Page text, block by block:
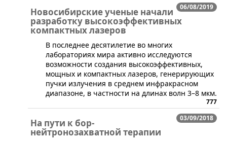
06/08/2019
Новосибирские ученые начали
разработку высокоэффективных
компактных лазеров
​В последнее десятилетие во многих
лабораториях мира активно исследуются
возможности создания высокоэффективных,
мощных и компактных лазеров, генерирующих
пучки излучения в среднем инфракрасном
диапазоне, в частности на длинах волн 3–8 мкм.
777
03/09/2018
На пути к бор-
нейтронозахватной терапии